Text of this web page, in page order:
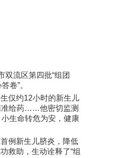
双流区第四批“组团
卷”。
仅约12小时的新生儿
准给药……他密切监测
生命转危为安，健康
例新生儿脐炎，降低
救助，生动诠释了“组